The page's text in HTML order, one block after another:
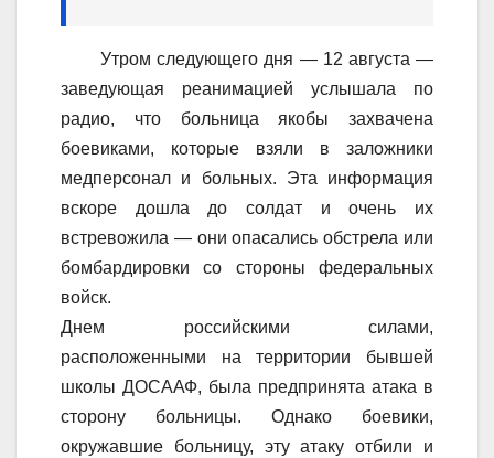
Утром следующего дня — 12 августа —
заведующая реанимацией услышала по
радио, что больница якобы захвачена
боевиками, которые взяли в заложники
медперсонал и больных. Эта информация
вскоре дошла до солдат и очень их
встревожила — они опасались обстрела или
бомбардировки со стороны федеральных
войск.
Днем российскими силами,
расположенными на территории бывшей
школы ДОСААФ, была предпринята атака в
сторону больницы. Однако боевики,
окружавшие больницу, эту атаку отбили и